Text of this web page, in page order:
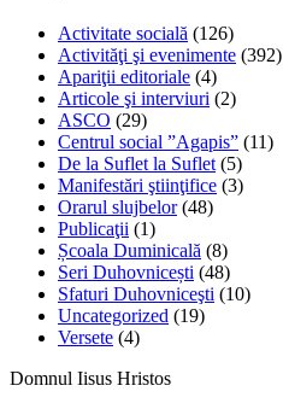
Activitate socială (126)
Activităţi şi evenimente (392)
Apariţii editoriale (4)
Articole şi interviuri (2)
ASCO (29)
Centrul social ”Agapis” (11)
De la Suflet la Suflet (5)
Manifestări ştiinţifice (3)
Orarul slujbelor(48)
Publicaţii (1)
Școala Duminicală (8)
Seri Duhovnicești (48)
Sfaturi Duhovniceşti (10)
Uncategorized (19)
Versete (4)
Domnul Iisus Hristos